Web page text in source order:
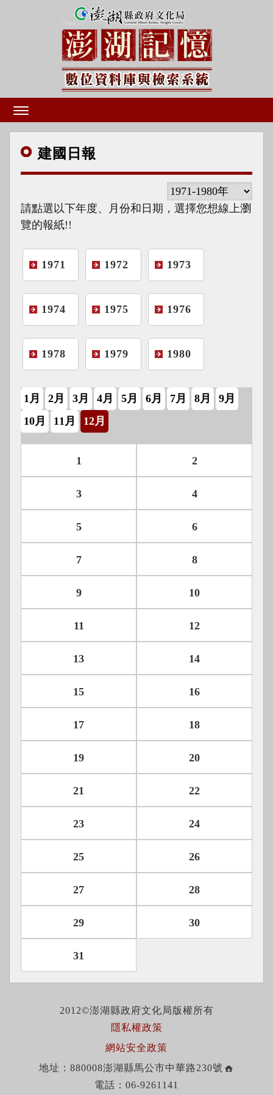
建國 日報
請點選以下年度、月份和日期，選擇您想線上瀏
覽的報紙!!
1971 1972 1973
1974 1975 1976
1978 1979 1980
1月 2月 3月 4月 5月 6月 7月 8月
9月
10月
11月 12月
1 2
3 4
5 6
7 8
9 10
11 12
13 14
15 16
17 18
19 20
21 22
23 24
25 26
27 28
29 30
31
2012©澎湖縣政府文化局版權所有
隱私權政策
網站安全政策
地址：880008澎湖縣馬公市中華路230號
電話：06-9261141